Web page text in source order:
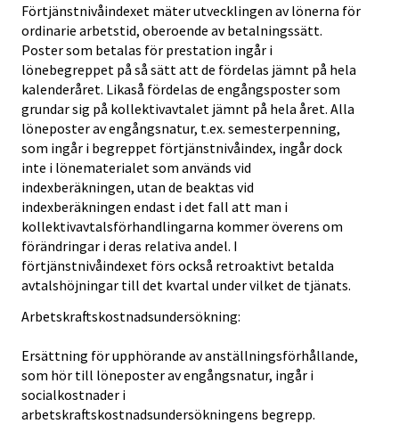
Förtjänstnivåindexet mäter utvecklingen av lönerna för
ordinarie arbetstid, oberoende av betalningssätt.
Poster som betalas för prestation ingår i
lönebegreppet på så sätt att de fördelas jämnt på hela
kalenderåret. Likaså fördelas de engångsposter som
grundar sig på kollektivavtalet jämnt på hela året. Alla
löneposter av engångsnatur, t.ex. semesterpenning,
som ingår i begreppet förtjänstnivåindex, ingår dock
inte i lönematerialet som används vid
indexberäkningen, utan de beaktas vid
indexberäkningen endast i det fall att man i
kollektivavtalsförhandlingarna kommer överens om
förändringar i deras relativa andel. I
förtjänstnivåindexet förs också retroaktivt betalda
avtalshöjningar till det kvartal under vilket de tjänats.
Arbetskraftskostnadsundersökning:
Ersättning för upphörande av anställningsförhållande,
som hör till löneposter av engångsnatur, ingår i
socialkostnader i
arbetskraftskostnadsundersökningens begrepp.